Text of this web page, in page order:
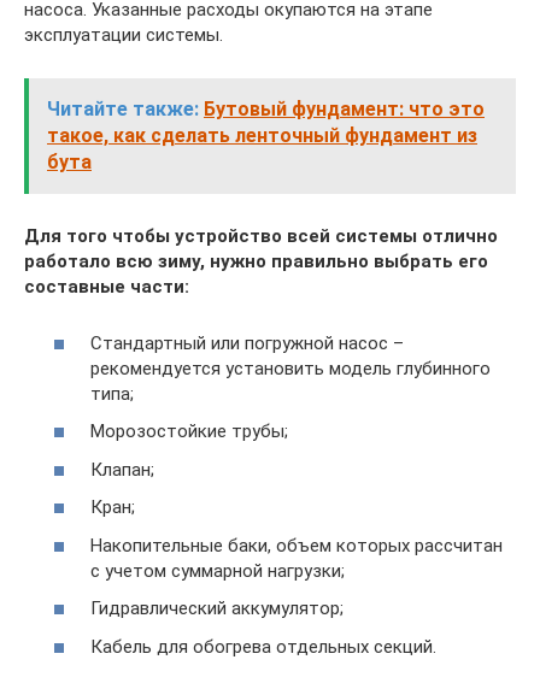
насоса. Указанные расходы окупаются на этапе
эксплуатации системы.
Читайте также: Бутовый фундамент: что это
такое, как сделать ленточный фундамент из
бута
Для того чтобы устройство всей системы отлично
работало всю зиму, нужно правильно выбрать его
составные части:
Стандартный или погружной насос –
рекомендуется установить модель глубинного
типа;
Морозостойкие трубы;
Клапан;
Кран;
Накопительные баки, объем которых рассчитан
с учетом суммарной нагрузки;
Гидравлический аккумулятор;
Кабель для обогрева отдельных секций.